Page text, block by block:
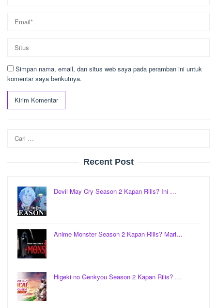
Simpan nama, email, dan situs web saya pada peramban ini untuk
komentar saya berikutnya.
untuk:
Recent Post
Devil May Cry Season 2 Kapan Rilis? Ini …
Anime Monster Season 2 Kapan Rilis? Mari…
Higeki no Genkyou Season 2 Kapan Rilis? …